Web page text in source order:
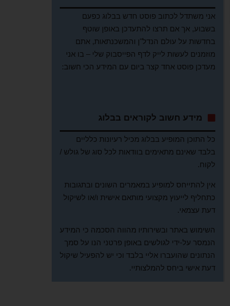
אני משתדל לכתוב פוסט חדש בבלוג כפעם
בשבוע, אך אם תרצו להתעדכן באופן שוטף
בחדשות על עולם הנדל"ן והמשכנתאות, אתם
מוזמנים לעשות לייק לדף הפייסבוק שלי – בו אני
מעדכן פוסט אחד קצר ביום עם המידע הכי חשוב:
מידע חשוב לקוראים בבלוג
כל התוכן המופיע בבלוג מכיל רעיונות כלליים
בלבד שאינם מתאימים בוודאות לכל סוג של גולש /
לקוח.
אין להתייחס למופיע במאמרים השונים ובתגובות
כתחליף לייעוץ מקצועי מותאם אישית ו/או לשיקול
דעת עצמאי.
השימוש באתר ובשירותיו מהווה הסכמה כי המידע
הנמסר על-ידי לגולשים באופן פרטני הנו על סמך
הנתונים שהועברו אליי בלבד וכי יש להפעיל שיקול
דעת אישי ביחס להמלצותיי.